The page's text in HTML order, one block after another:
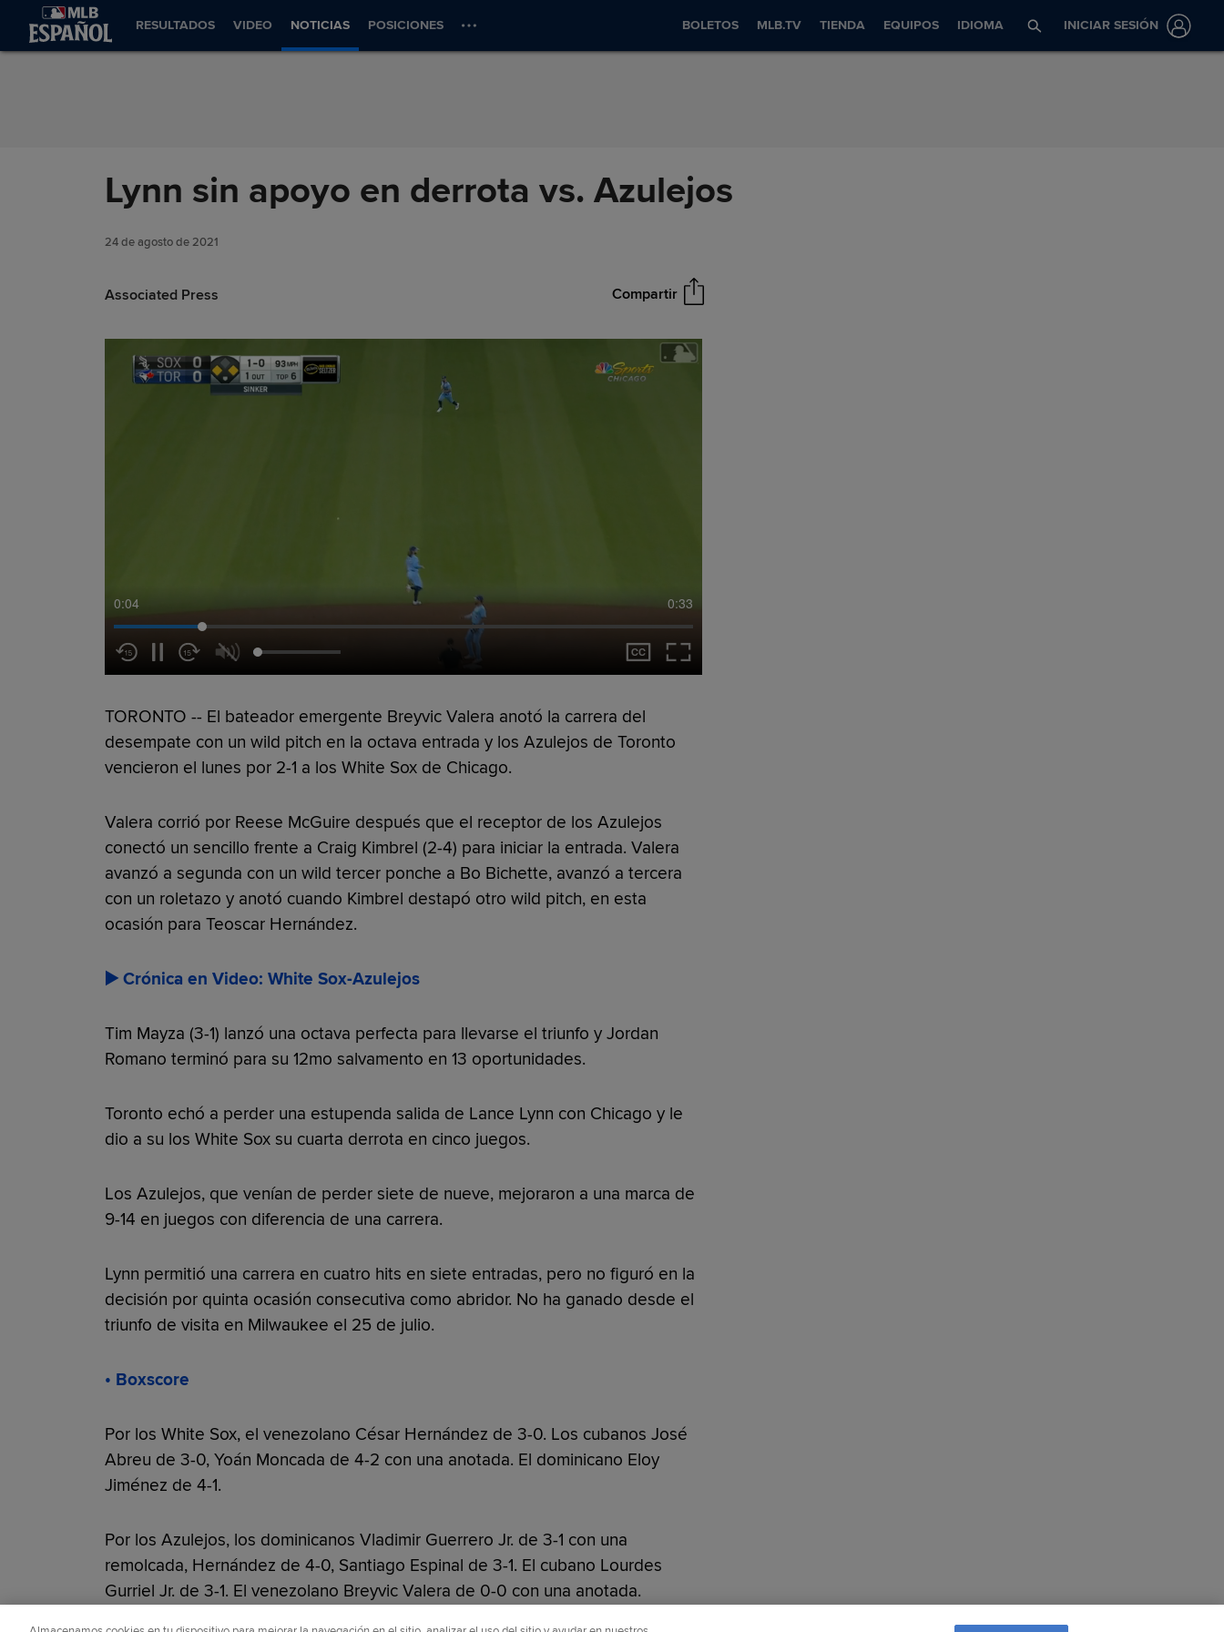
Saltar al Contenido
RESULTADOS VIDEO NOTICIAS POSICIONES BOLETOS MLB.TV TIENDA EQUIPOS IDIOMA INICIAR SESIÓN
Lynn sin apoyo en derrota vs. Azulejos
24 de agosto de 2021
Associated Press Compartir
0:05 0:33
TORONTO -- El bateador emergente Breyvic Valera anotó la carrera del
desempate con un wild pitch en la octava entrada y los Azulejos de Toronto
vencieron el lunes por 2-1 a los White Sox de Chicago.
Valera corrió por Reese McGuire después que el receptor de los Azulejos
conectó un sencillo frente a Craig Kimbrel (2-4) para iniciar la entrada. Valera
avanzó a segunda con un wild tercer ponche a Bo Bichette, avanzó a tercera
con un roletazo y anotó cuando Kimbrel destapó otro wild pitch, en esta
ocasión para Teoscar Hernández.
▶️ Crónica en Video: White Sox-Azulejos
Tim Mayza (3-1) lanzó una octava perfecta para llevarse el triunfo y Jordan
Romano terminó para su 12mo salvamento en 13 oportunidades.
Toronto echó a perder una estupenda salida de Lance Lynn con Chicago y le
dio a su los White Sox su cuarta derrota en cinco juegos.
Los Azulejos, que venían de perder siete de nueve, mejoraron a una marca de
9-14 en juegos con diferencia de una carrera.
Lynn permitió una carrera en cuatro hits en siete entradas, pero no figuró en la
decisión por quinta ocasión consecutiva como abridor. No ha ganado desde el
triunfo de visita en Milwaukee el 25 de julio.
• Boxscore
Por los White Sox, el venezolano César Hernández de 3-0. Los cubanos José
Abreu de 3-0, Yoán Moncada de 4-2 con una anotada. El dominicano Eloy
Jiménez de 4-1.
Por los Azulejos, los dominicanos Vladimir Guerrero Jr. de 3-1 con una
remolcada, Hernández de 4-0, Santiago Espinal de 3-1. El cubano Lourdes
Gurriel Jr. de 3-1. El venezolano Breyvic Valera de 0-0 con una anotada.